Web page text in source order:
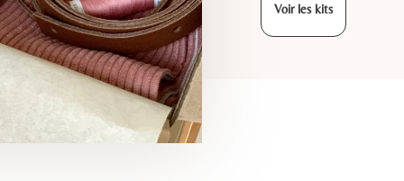
Voir les kits